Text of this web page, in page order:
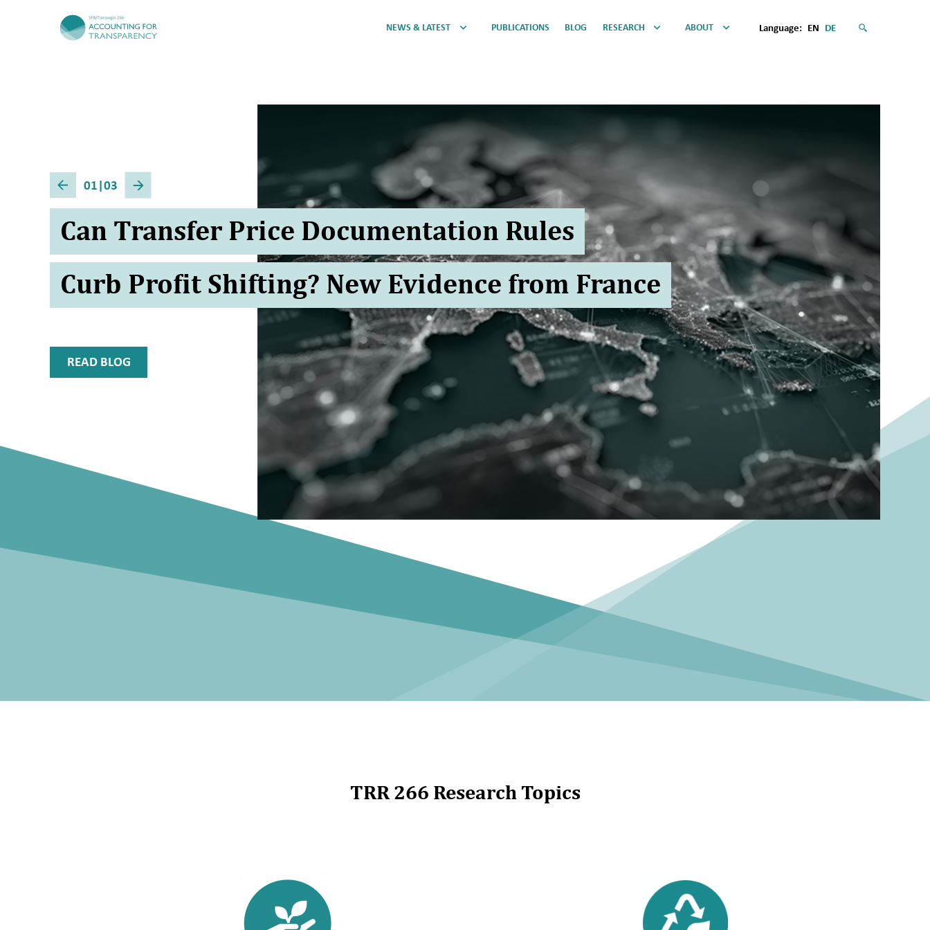
TRR266 NEWS & LATEST PUBLICATIONS BLOG RESEARCH ABOUT Language: EN DE
01|03
Can Transfer Price Documentation Rules
Curb Profit Shifting? New Evidence from France
READ BLOG
TRR 266 Research Topics